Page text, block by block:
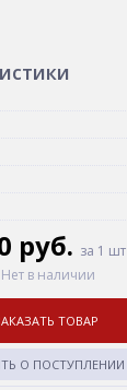
руб. за 1 шт
Нет в наличии
ТОВАР
О ПОСТУПЛЕНИИ